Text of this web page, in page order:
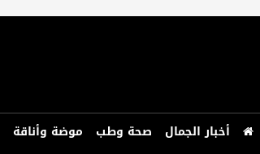
أخبار الجمال صحة وطب موضة وأناقة